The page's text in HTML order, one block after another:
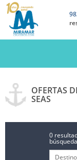
OFERTAS
SEAS
0